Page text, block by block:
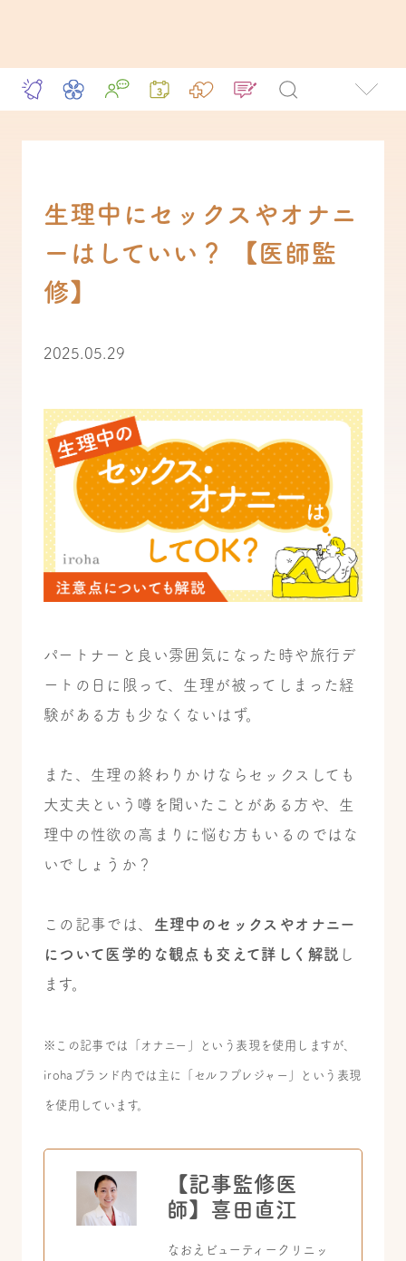
生理中にセックスやオナニ
ーはしていい？ 【医師監
修】
2025.05.29
パートナーと良い雰囲気になった時や旅行デ
ートの日に限って、生理が被ってしまった経
験がある方も少なくないはず。
また、生理の終わりかけならセックスしても
大丈夫という噂を聞いたことがある方や、生
理中の性欲の高まりに悩む方もいるのではな
いでしょうか？
この記事では、 生理中のセックスやオナニー
について医学的な観点も交えて詳しく解説 し
ます。
※この記事では「オナニー」という表現を使用しますが、
irohaブランド内では主に「セルフプレジャー」という表現
を使用しています。
【記事監修医
師】 喜田直江
なおえビューティークリニッ